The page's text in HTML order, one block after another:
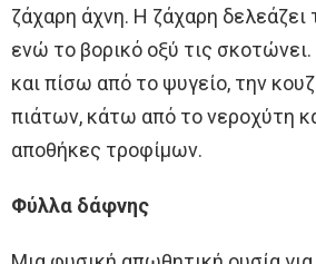
ζάχαρη άχνη. Η ζάχαρη δελεάζει
ενώ το βορικό οξύ τις
και πίσω από το ψυγείο, την
πιάτων, κάτω από το νεροχύτη
αποθήκες τροφίμων.
Φύλλα δάφνης